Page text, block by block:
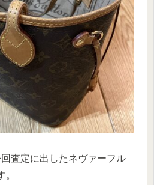
査定に出したネヴァーフル